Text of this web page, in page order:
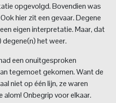
opgevolgd. Bovendien was
hier zit een gevaar. Degene
eigen interpretatie. Maar, dat
het weer.
een onuitgesproken
tegemoet gekomen. Want de
niet op één lijn, ze waren
Onbegrip voor elkaar.